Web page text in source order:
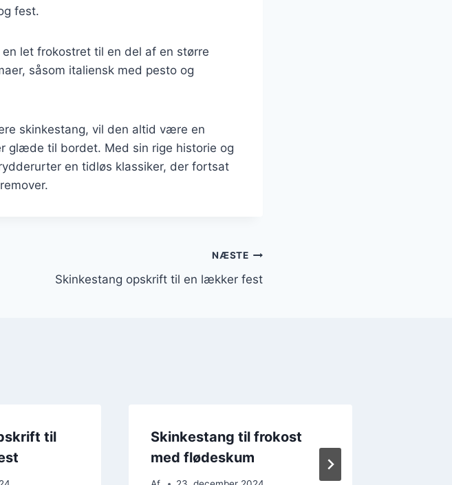
fest.
let frokostret til en del af en større
såsom italiensk med pesto og
skinkestang, vil den altid være en
glæde til bordet. Med sin rige historie og
en tidløs klassiker, der fortsat
NÆSTE
Skinkestang opskrift til en lækker fest
til
Skinkestang til frokost
med flødeskum